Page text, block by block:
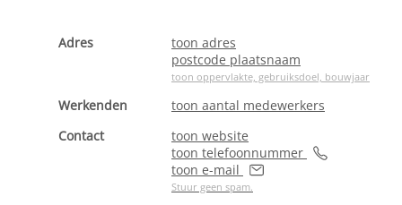
Adres
toon adres
postcode plaatsnaam
toon oppervlakte, gebruiksdoel, bouwjaar
Werkenden
toon aantal medewerkers
Contact
toon website
toon telefoonnummer
toon e-mail
Stuur geen spam.